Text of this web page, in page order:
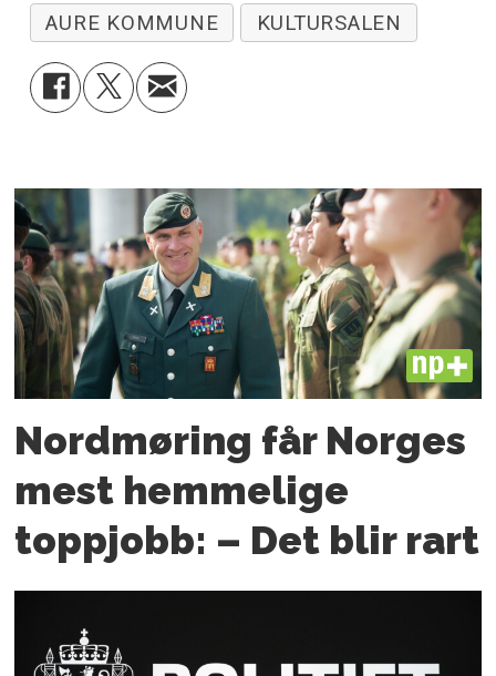
AURE KOMMUNE
KULTURSALEN
PLUS
Nordmøring får Norges
mest hemmelige
toppjobb: – Det blir rart